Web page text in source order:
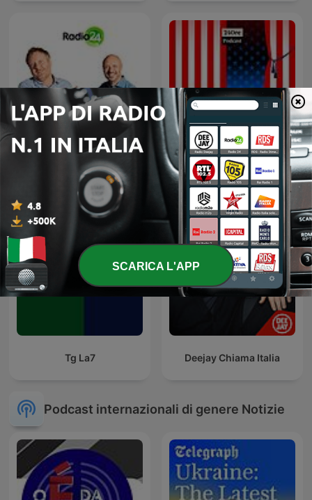
Uno, nessuno, 100Milan That's America
Tg La7 Deejay Chiama Italia
Podcast internazionali di genere Notizie
SCARICA L'APP